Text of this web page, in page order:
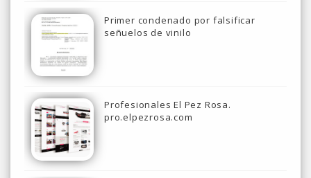
Primer condenado por falsificar
señuelos de vinilo
Profesionales El Pez Rosa.
pro.elpezrosa.com